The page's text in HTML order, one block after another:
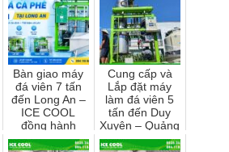
Bàn giao máy
đá viên 7 tấn
đến Long An –
ICE COOL
đồng hành
cùng cơ sở sản
Cung cấp và
Lắp đặt máy
làm đá viên 5
tấn đến Duy
Xuyên – Quảng
Nam